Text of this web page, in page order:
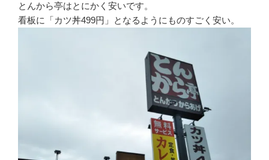
とんから亭はとにかく安いです。
看板に「カツ丼499円」となるようにものすごく安い。